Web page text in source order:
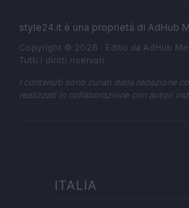
style24.it è una proprietà di AdHub
Copyright © 2026 · Edito da AdHub
Tutti i diritti riservati
I contenuti sono curati dalla redazione
realizzati in collaborazione con autori
ITALIA